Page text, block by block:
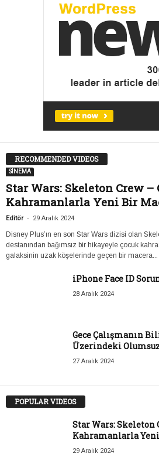
RECOMMENDED VIDEOS
SİNEMA
Star Wars: Skeleton Crew –
Kahramanlarla Yeni Bir
Editör - 29 Aralık 2024
Disney Plus’ın en son Star Wars dizisi olan
destanından bağımsız bir hikayeyle çocuk
galaksinin uzak köşelerinde geçen bir macera...
iPhone Face ID
28 Aralık 2024
Gece Çalışmanın
Üzerindeki
27 Aralık 2024
POPULAR VIDEOS
Star Wars: Skeleton
Kahramanlarla
29 Aralık 2024